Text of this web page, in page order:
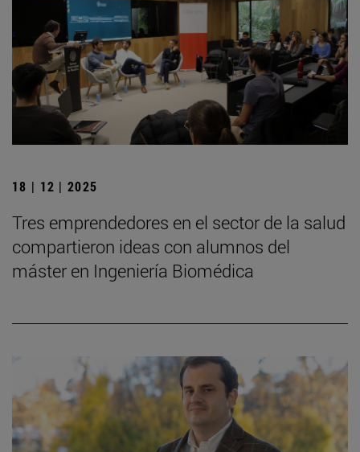
18 | 12 | 2025
Tres emprendedores en el sector de la salud
compartieron ideas con alumnos del
máster en Ingeniería Biomédica